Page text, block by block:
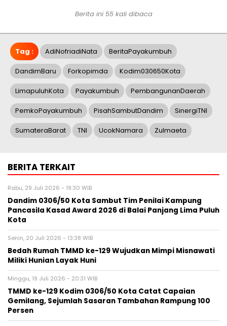
Berita ini 55 kali dibaca
Tag : AdiNofriadiNata BeritaPayakumbuh
DandimBaru Forkopimda Kodim030650Kota
LimapuluhKota Payakumbuh PembangunanDaerah
PemkoPayakumbuh PisahSambutDandim SinergiTNI
SumateraBarat TNI UcokNamara Zulmaeta
BERITA TERKAIT
Rabu, 29 Juli 2026 - 19:30 WIB
Dandim 0306/50 Kota Sambut Tim Penilai Kampung
Pancasila Kasad Award 2026 di Balai Panjang Lima Puluh
Kota
Senin, 20 Juli 2026 - 13:38 WIB
Bedah Rumah TMMD ke-129 Wujudkan Mimpi Misnawati
Miliki Hunian Layak Huni
Minggu, 19 Juli 2026 - 20:31 WIB
TMMD ke-129 Kodim 0306/50 Kota Catat Capaian
Gemilang, Sejumlah Sasaran Tambahan Rampung 100
Persen